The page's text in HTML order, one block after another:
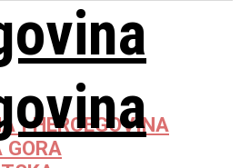
I HERCEGOVINA
GORA